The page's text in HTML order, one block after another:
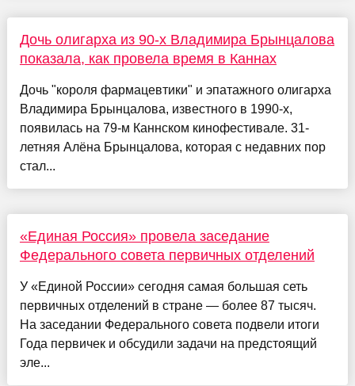
Дочь олигарха из 90-х Владимира Брынцалова
показала, как провела время в Каннах
Дочь "короля фармацевтики" и эпатажного олигарха
Владимира Брынцалова, известного в 1990-х,
появилась на 79-м Каннском кинофестивале. 31-
летняя Алёна Брынцалова, которая с недавних пор
стал...
«Единая Россия» провела заседание
Федерального совета первичных отделений
У «Единой России» сегодня самая большая сеть
первичных отделений в стране — более 87 тысяч.
На заседании Федерального совета подвели итоги
Года первичек и обсудили задачи на предстоящий
эле...